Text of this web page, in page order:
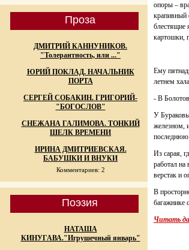
Проза
ДМИТРИЙ КАННУНИКОВ.
"Толерантность, или ..."
ЮРИЙ ПОКЛАД. НАЧАЛЬНИК
ПОРТА
СЕРГЕЙ СОБАКИН. ГРИГОРИЙ-
"БОГОСЛОВ"
СНЕЖАНА ГАЛИМОВА. ТОНКИЙ
ШЕЛК ВРЕМЕНИ
ИРИНА ДМИТРИЕВСКАЯ.
БАБУШКИ И ВНУКИ
Комментариев: 2
Поэзия
НАТАША
КИНУГАВА."Игрушечный январь"
опоры –
крапивный
блестящие
картошки,
Ему
летнем
- В
У
железном,
последнюю
Из сарая,
работал на
верстак и
В
багажнике
Читать